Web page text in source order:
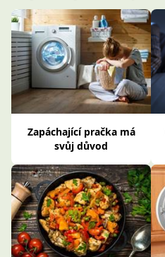
Zapáchající pračka má
svůj důvod